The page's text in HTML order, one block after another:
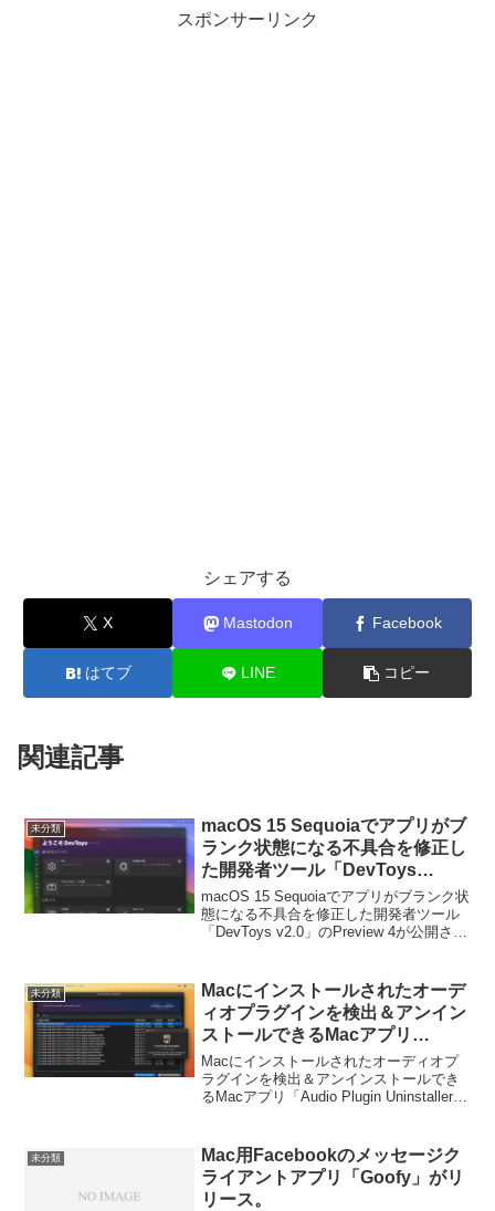
スポンサーリンク
シェアする
X Mastodon Facebook
はてブ LINE コピー
関連記事
未分類
macOS 15 Sequoiaでアプリがブ
ランク状態になる不具合を修正し
た開発者ツール「DevToys
v2.0」のPreview 4が公開。
macOS 15 Sequoiaでアプリがブランク状
態になる不具合を修正した開発者ツール
「DevToys v2.0」のPreview 4が公開され
未分類
Macにインストールされたオーデ
ィオプラグインを検出＆アンイン
ストールできるMacアプリ
「Audio Plugin Uninstaller」が
リリース。
Macにインストールされたオーディオプ
ラグインを検出＆アンインストールでき
るMacアプリ「Audio Plugin Uninstaller」
未分類
Mac用Facebookのメッセージク
ライアントアプリ「Goofy」がリ
リース。